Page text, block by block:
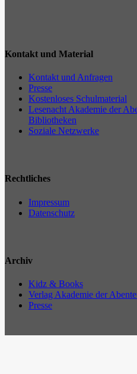
Kontakt und Material
Kontakt und Anfragen
Presse
Kostenloses Schulmaterial
Lesenacht Akademie der
Bibliotheken
Soziale Netzwerke
Rechtliches
Impressum
Datenschutz
Archiv
Kidz & Books
Verlag Akademie der
Presse